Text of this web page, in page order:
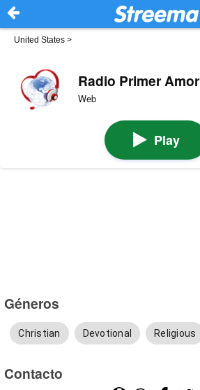
United States >
Radio Primer Amor
Web
Play
Géneros
Christian Devotional Religious
Contacto